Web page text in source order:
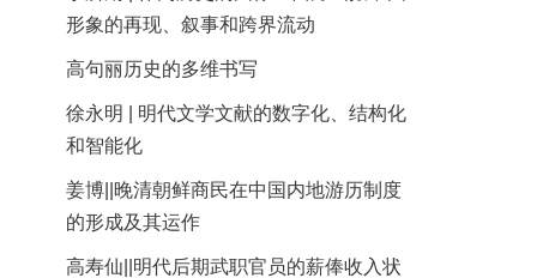
形象的再现、叙事和跨界流动
高句丽历史的多维书写
徐永明 | 明代文学文献的数字化、结构化
和智能化
姜博||晚清朝鲜商民在中国内地游历制度
的形成及其运作
高寿仙||明代后期武职官员的薪俸收入状